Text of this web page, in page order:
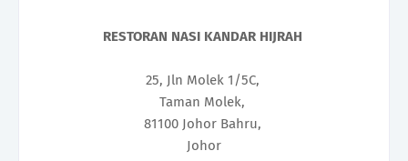
RESTORAN NASI KANDAR HIJRAH
25, Jln Molek 1/5C,
Taman Molek,
81100 Johor Bahru,
Johor